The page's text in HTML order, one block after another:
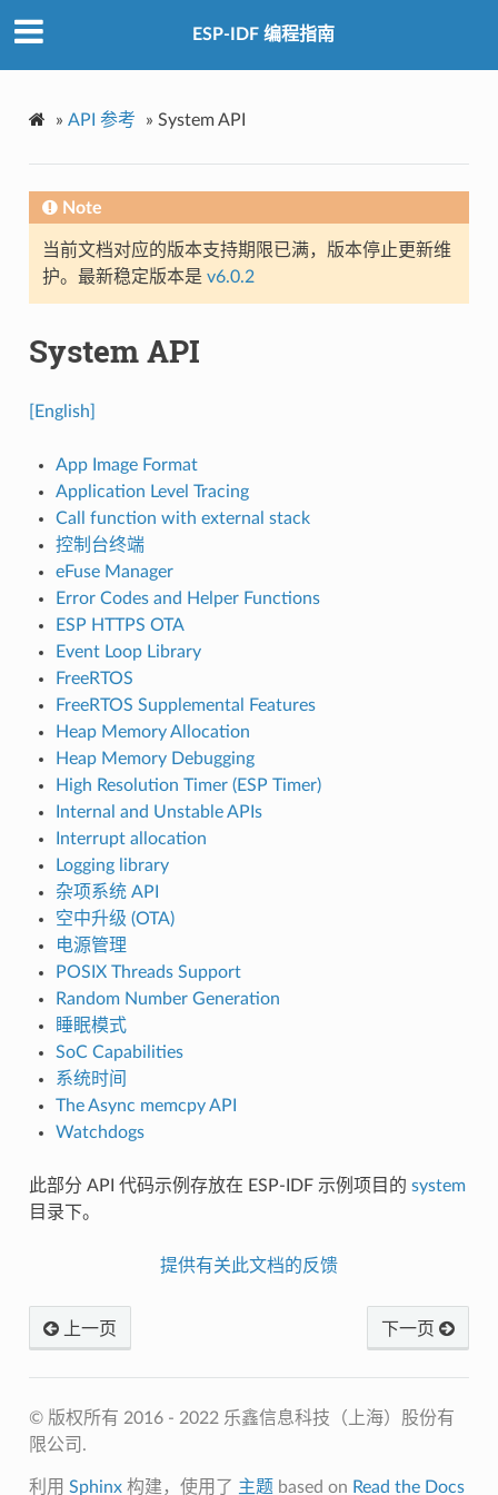
ESP-IDF 编程指南
» API 参考 » System API
Note
当前文档对应的版本支持期限已满，版本停止更新维
护。最新稳定版本是 v6.0.2
System API
[English]
App Image Format
Application Level Tracing
Call function with external stack
控制台终端
eFuse Manager
Error Codes and Helper Functions
ESP HTTPS OTA
Event Loop Library
FreeRTOS
FreeRTOS Supplemental Features
Heap Memory Allocation
Heap Memory Debugging
High Resolution Timer (ESP Timer)
Internal and Unstable APIs
Interrupt allocation
Logging library
杂项系统 API
空中升级 (OTA)
电源管理
POSIX Threads Support
Random Number Generation
睡眠模式
SoC Capabilities
系统时间
The Async memcpy API
Watchdogs
此部分 API 代码示例存放在 ESP-IDF 示例项目的 system
目录下。
提供有关此文档的反馈
上一页 下一页
© 版权所有 2016 - 2022 乐鑫信息科技（上海）股份有
限公司.
利用 Sphinx构建，使用了 主题 based on Read the Docs